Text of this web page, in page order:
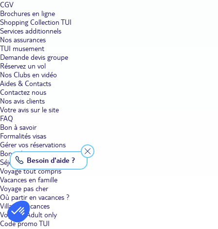
CGV
Brochures en ligne
Shopping Collection TUI
Services additionnels
Nos assurances
TUI musement
Demande devis groupe
Réservez un vol
Nos Clubs en vidéo
Aides & Contacts
Contactez nous
Nos avis clients
Votre avis sur le site
FAQ
Bon à savoir
Formalités visas
Gérer vos réservations
Bons plans voyage
Séjour
Voyage tout compris
Vacances en famille
Voyage pas cher
Où partir en vacances ?
Villages vacances
Voyages Adult only
Code promo TUI
Besoin d'aide ?